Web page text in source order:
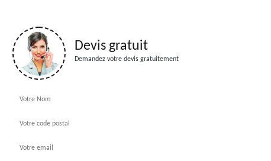
Devis gratuit
Demandez votre devis gratuitement